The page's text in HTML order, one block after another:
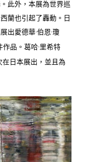
此外，本展為世界巡
蘭也引起了轟動。日
出愛德華·伯恩·瓊
作品。葛哈·里希特
在日本展出，並且為